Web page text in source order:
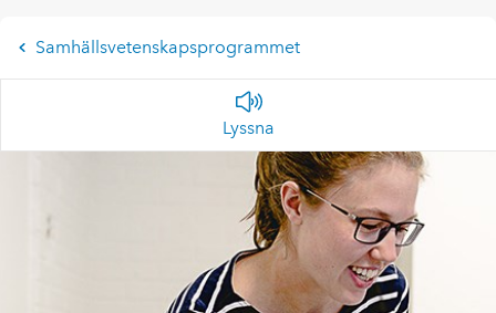
Samhällsvetenskapsprogrammet
Lyssna